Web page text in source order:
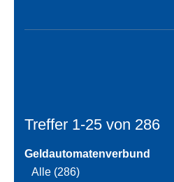
Treffer 1-25 von 286
Geldautomatenverbund
Alle (286)